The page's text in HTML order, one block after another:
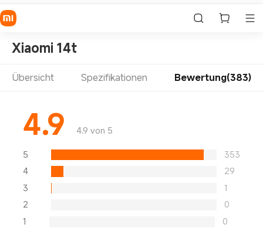
Xiaomi 14t
Übersicht Spezifikationen Bewertung(383)
4.9 4.9 von 5
5
353
4
29
3
1
2
0
1
0